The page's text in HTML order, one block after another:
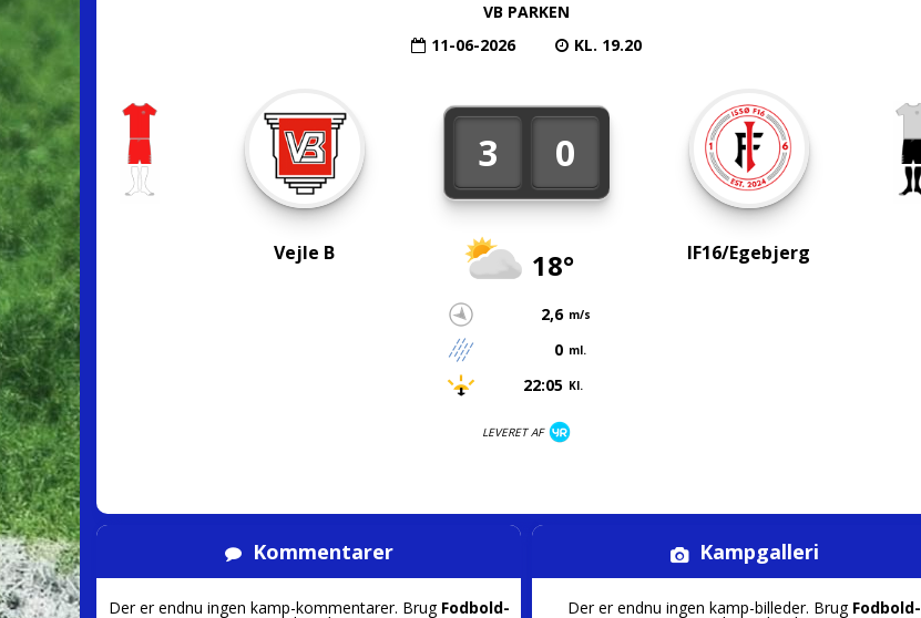
VB PARKEN
11-06-2026
KL. 19.20
Vejle B
3 0
18°
2,6 m/s
0 ml.
22:05 Kl.
LEVERET AF
IF16/Egebjerg
Kommentarer
Der er endnu ingen kamp-kommentarer. Brug Fodbold-
Kampgalleri
Der er endnu ingen kamp-billeder. Brug Fodbold-